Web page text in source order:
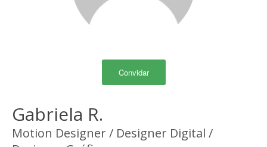
Convidar
Gabriela R.
Motion Designer / Designer Digital /